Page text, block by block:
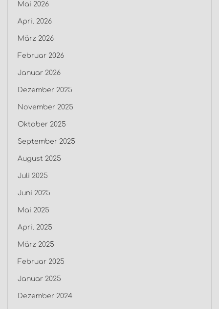
Mai 2026
April 2026
März 2026
Februar 2026
Januar 2026
Dezember 2025
November 2025
Oktober 2025
September 2025
August 2025
Juli 2025
Juni 2025
Mai 2025
April 2025
März 2025
Februar 2025
Januar 2025
Dezember 2024